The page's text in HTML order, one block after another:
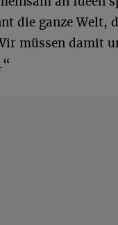
die ganze Welt,
müssen damit